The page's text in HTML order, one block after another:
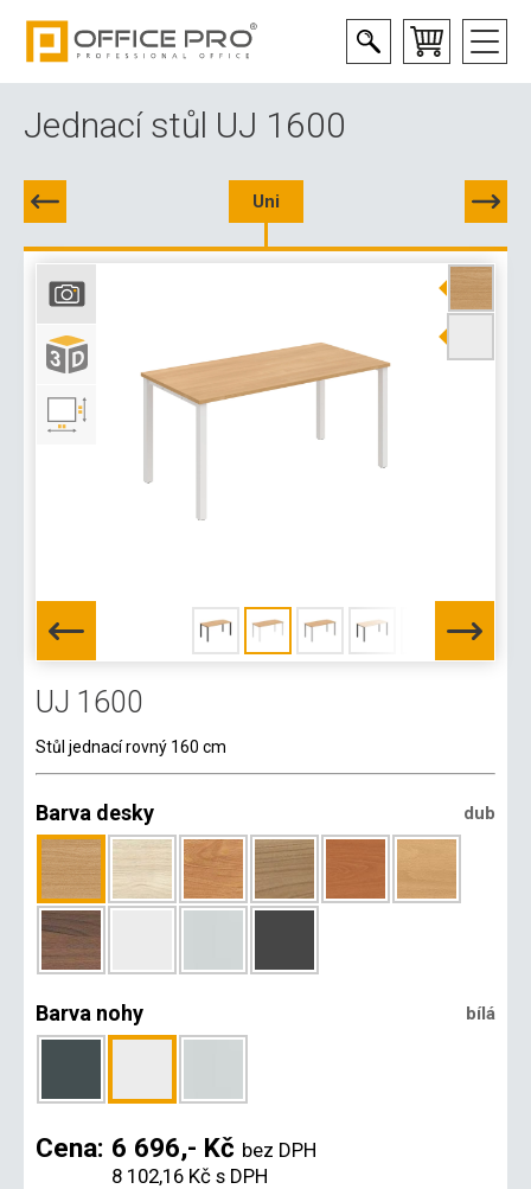
Jednací stůl UJ 1600
Uni
UJ 1600
Stůl jednací rovný 160 cm
Barva desky dub
Barva nohy bílá
Cena: 6 696,- Kč bez DPH
8 102,16 Kč s DPH